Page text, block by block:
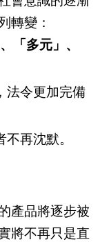
轉變：
「多元」、
法令更加完備
再沈默。
產品將逐步被
將不再只是直